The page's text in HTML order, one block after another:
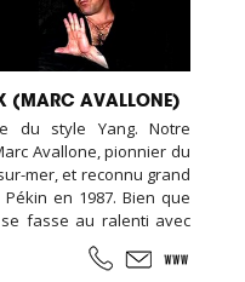
(MARC AVALLONE)
du style Yang. Notre
Avallone, pionnier du
mer, et reconnu grand
en 1987. Bien que
fasse au ralenti avec
eux, le thai cuc quyen
manières différentes,